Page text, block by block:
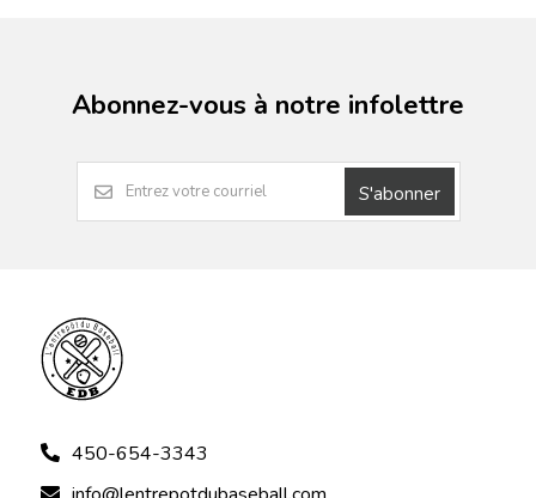
Abonnez-vous à notre infolettre
S'abonner
450-654-3343